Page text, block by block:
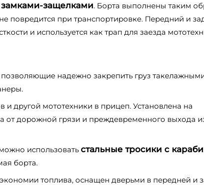
замками-защелками. Борта выполнены таким
повредится при транспортировке. Передний и
и используется как трап для заезда
позволяющие надежно закрепить груз
и другой мототехники в прицеп. Установлена на
от дорожной грязи и преждевременного выхода
использовать стальные тросики с
борта.
топлива, оснащен дверьми в передней и